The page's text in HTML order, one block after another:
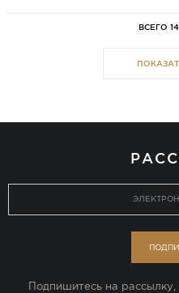
ВСЕГО
Подпишитесь на